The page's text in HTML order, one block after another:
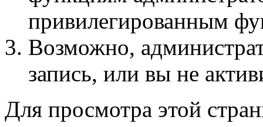
привилегированным
Возможно,
запись, или вы не
Для просмотра этой